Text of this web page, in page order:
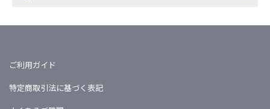
ご利用ガイド
特定商取引法に基づく表記